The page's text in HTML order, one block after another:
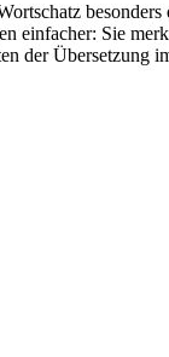
einfacher: Sie
der